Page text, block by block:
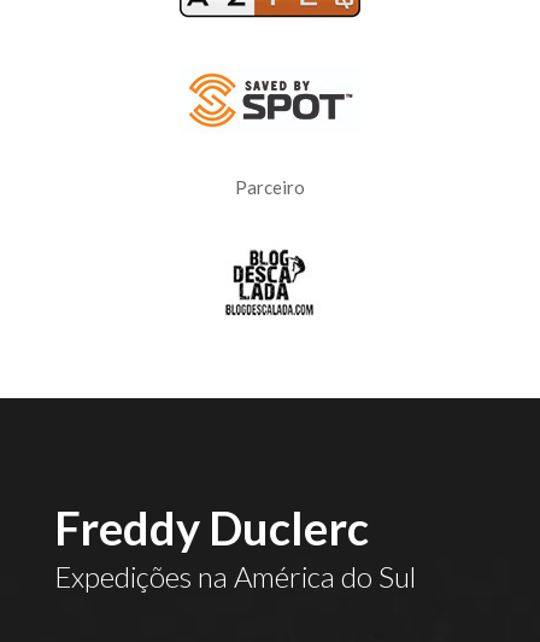
Parceiro
Freddy Duclerc
Expedições na América do Sul